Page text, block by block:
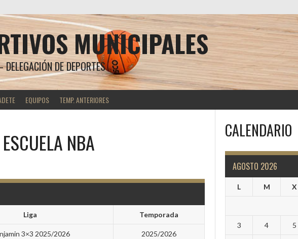
MUNICIPALES
DE DEPORTES
EQUIPOS TEMP. ANTERIORES
ESCUELA NBA
Liga Temporada
3×3 2025/2026 2025/2026
CALENDARIO
AGOSTO 2026
L M X
3 4 5